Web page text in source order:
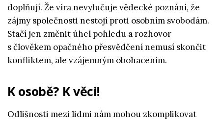
doplňují. Že víra nevylučuje vědecké poznání, že
zájmy společnosti nestojí proti osobním svobodám.
Stačí jen změnit úhel pohledu a rozhovor
s člověkem opačného přesvědčení nemusí skončit
konfliktem, ale vzájemným obohacením.
K osobě? K věci!
Odlišnosti mezi lidmi nám mohou zkomplikovat